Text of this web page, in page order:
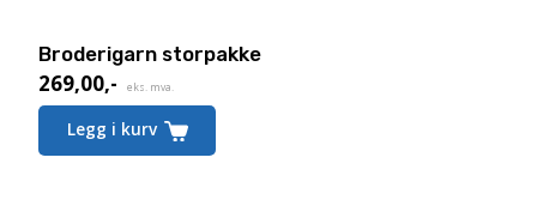
Broderigarn storpakke
269,00,- eks. mva.
Legg i kurv